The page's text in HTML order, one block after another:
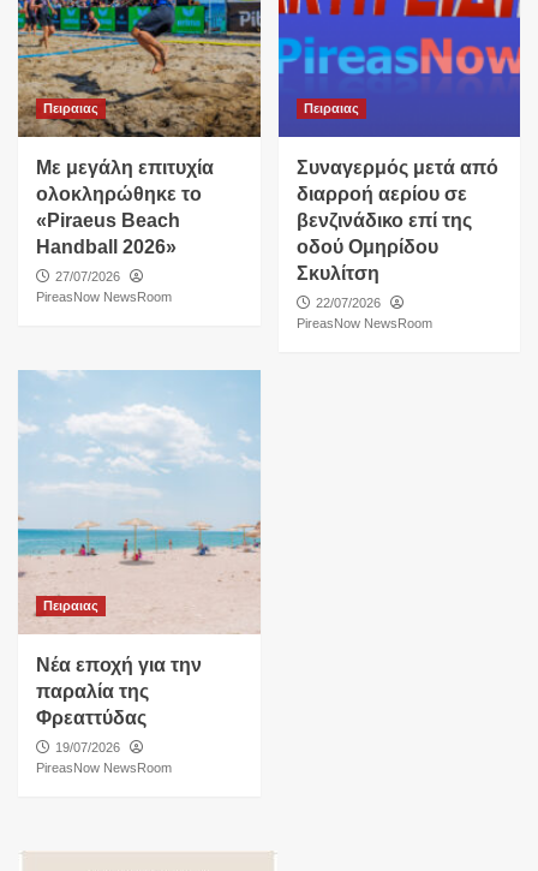
Πειραιας
Με μεγάλη επιτυχία
ολοκληρώθηκε το
«Piraeus Beach
Handball 2026»
27/07/2026
PireasNow NewsRoom
Πειραιας
Συναγερμός μετά από
διαρροή αερίου σε
βενζινάδικο επί της
οδού Ομηρίδου
Σκυλίτση
22/07/2026
PireasNow NewsRoom
Πειραιας
Νέα εποχή για την
παραλία της
Φρεαττύδας
19/07/2026
PireasNow NewsRoom